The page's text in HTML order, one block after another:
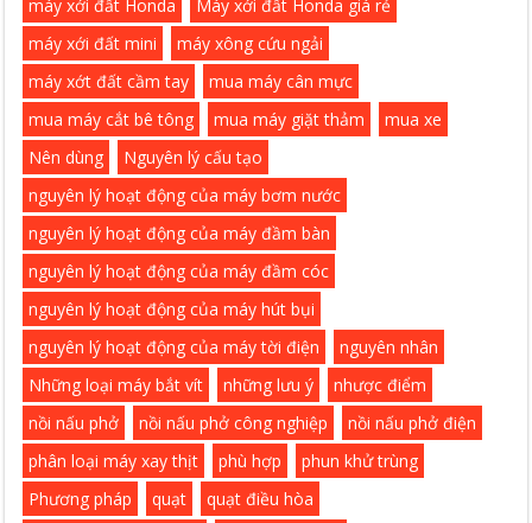
máy xới đất Honda
Máy xới đất Honda giá rẻ
máy xới đất mini
máy xông cứu ngải
máy xớt đất cầm tay
mua máy cân mực
mua máy cắt bê tông
mua máy giặt thảm
mua xe
Nên dùng
Nguyên lý cấu tạo
nguyên lý hoạt động của máy bơm nước
nguyên lý hoạt động của máy đầm bàn
nguyên lý hoạt động của máy đầm cóc
nguyên lý hoạt động của máy hút bụi
nguyên lý hoạt động của máy tời điện
nguyên nhân
Những loại máy bắt vít
những lưu ý
nhược điểm
nồi nấu phở
nồi nấu phở công nghiệp
nồi nấu phở điện
phân loại máy xay thịt
phù hợp
phun khử trùng
Phương pháp
quạt
quạt điều hòa